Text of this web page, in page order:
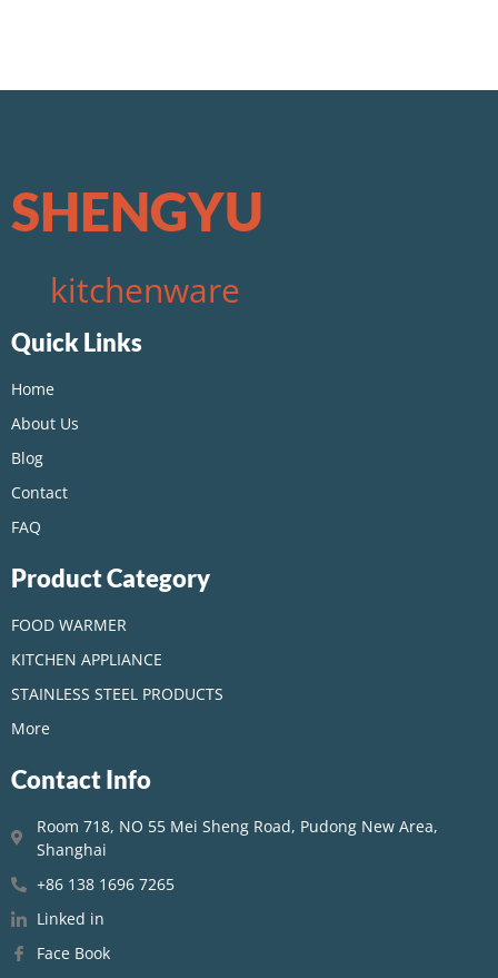
SHENGYU
kitchenware
Quick Links
Home
About Us
Blog
Contact
FAQ
Product Category
FOOD WARMER
KITCHEN APPLIANCE
STAINLESS STEEL PRODUCTS
More
Contact Info
Room 718, NO 55 Mei Sheng Road, Pudong New Area,
Shanghai
+86 138 1696 7265
Linked in
Face Book